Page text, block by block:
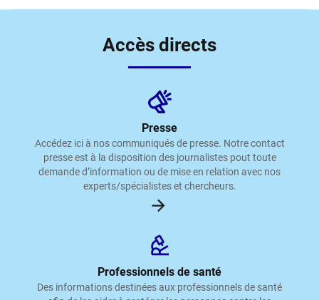
Accès directs
Presse
Accédez ici à nos communiqués de presse. Notre contact
presse est à la disposition des journalistes pout toute
demande d’information ou de mise en relation avec nos
experts/spécialistes et chercheurs.
Professionnels de santé
Des informations destinées aux professionnels de santé